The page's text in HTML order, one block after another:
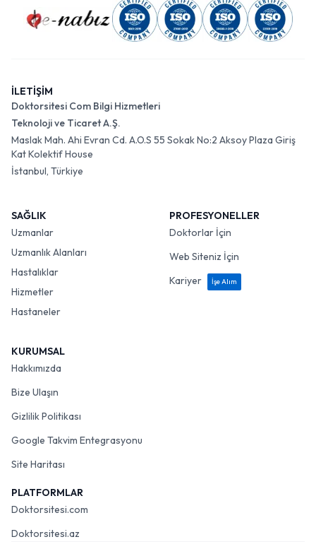
İLETİŞİM
Doktorsitesi Com Bilgi Hizmetleri
Teknoloji ve Ticaret A.Ş.
Maslak Mah. Ahi Evran Cd. A.O.S 55 Sokak No:2 Aksoy Plaza Giriş
Kat Kolektif House
İstanbul, Türkiye
SAĞLIK
Uzmanlar
Uzmanlık Alanları
Hastalıklar
Hizmetler
Hastaneler
PROFESYONELLER
Doktorlar İçin
Web Siteniz İçin
Kariyer
İşe Alım
KURUMSAL
Hakkımızda
Bize Ulaşın
Gizlilik Politikası
Google Takvim Entegrasyonu
Site Haritası
PLATFORMLAR
Doktorsitesi.com
Doktorsitesi.az